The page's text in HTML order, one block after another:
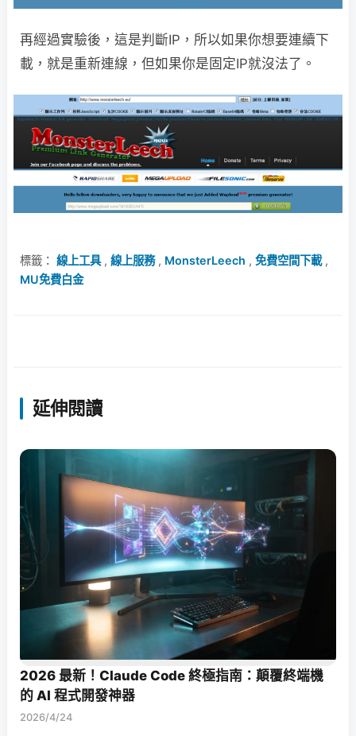
再經過實驗後，這是判斷IP，所以如果你想要連續下
載，就是重新連線，但如果你是固定IP就沒法了。
標籤： 線上工具, 線上服務, MonsterLeech , 免費空間下載,
MU免費白金
延伸閱讀
2026 最新！Claude Code 終極指南：顛覆終端機
的 AI 程式開發神器
2026/4/24